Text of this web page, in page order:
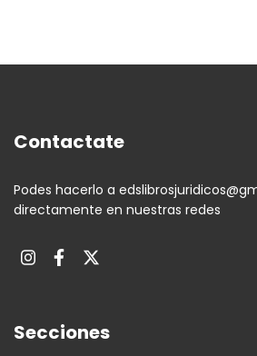
Contactate
Podes hacerlo a
directamente en nuestras redes
Secciones